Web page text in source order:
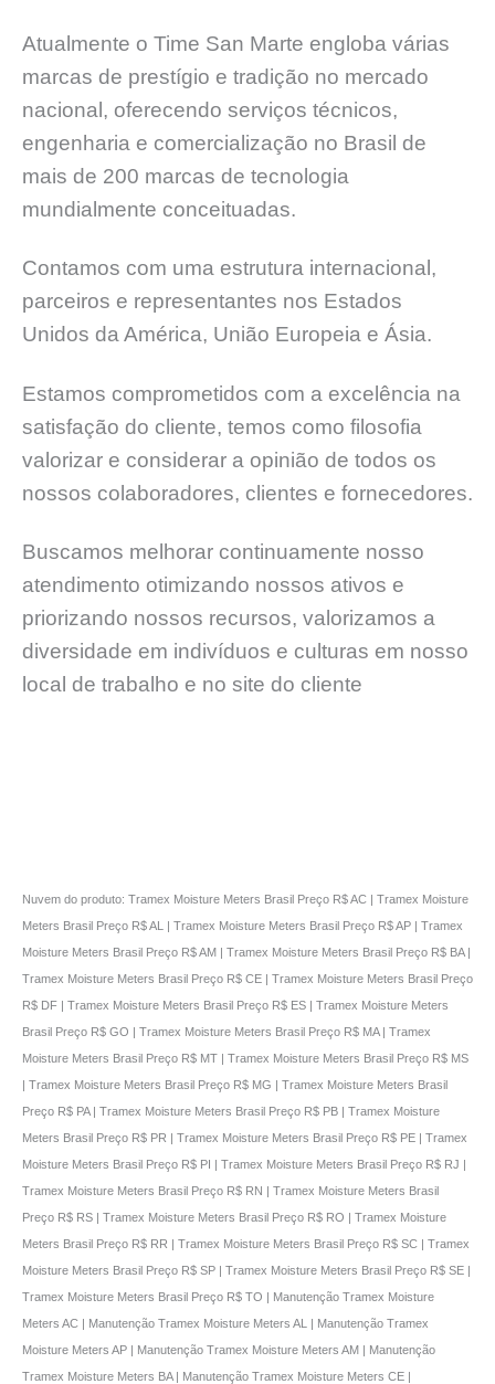
Atualmente o Time San Marte engloba várias
marcas de prestígio e tradição no mercado
nacional, oferecendo serviços técnicos,
engenharia e comercialização no Brasil de
mais de 200 marcas de tecnologia
mundialmente conceituadas.
Contamos com uma estrutura internacional,
parceiros e representantes nos Estados
Unidos da América, União Europeia e Ásia.
Estamos comprometidos com a excelência na
satisfação do cliente, temos como filosofia
valorizar e considerar a opinião de todos os
nossos colaboradores, clientes e fornecedores.
Buscamos melhorar continuamente nosso
atendimento otimizando nossos ativos e
priorizando nossos recursos, valorizamos a
diversidade em indivíduos e culturas em nosso
local de trabalho e no site do cliente
Nuvem do produto: Tramex Moisture Meters Brasil Preço R$ AC | Tramex Moisture
Meters Brasil Preço R$ AL | Tramex Moisture Meters Brasil Preço R$ AP | Tramex
Moisture Meters Brasil Preço R$ AM | Tramex Moisture Meters Brasil Preço R$ BA |
Tramex Moisture Meters Brasil Preço R$ CE | Tramex Moisture Meters Brasil Preço
R$ DF | Tramex Moisture Meters Brasil Preço R$ ES | Tramex Moisture Meters
Brasil Preço R$ GO | Tramex Moisture Meters Brasil Preço R$ MA | Tramex
Moisture Meters Brasil Preço R$ MT | Tramex Moisture Meters Brasil Preço R$ MS
| Tramex Moisture Meters Brasil Preço R$ MG | Tramex Moisture Meters Brasil
Preço R$ PA | Tramex Moisture Meters Brasil Preço R$ PB | Tramex Moisture
Meters Brasil Preço R$ PR | Tramex Moisture Meters Brasil Preço R$ PE | Tramex
Moisture Meters Brasil Preço R$ PI | Tramex Moisture Meters Brasil Preço R$ RJ |
Tramex Moisture Meters Brasil Preço R$ RN | Tramex Moisture Meters Brasil
Preço R$ RS | Tramex Moisture Meters Brasil Preço R$ RO | Tramex Moisture
Meters Brasil Preço R$ RR | Tramex Moisture Meters Brasil Preço R$ SC | Tramex
Moisture Meters Brasil Preço R$ SP | Tramex Moisture Meters Brasil Preço R$ SE |
Tramex Moisture Meters Brasil Preço R$ TO | Manutenção Tramex Moisture
Meters AC | Manutenção Tramex Moisture Meters AL | Manutenção Tramex
Moisture Meters AP | Manutenção Tramex Moisture Meters AM | Manutenção
Tramex Moisture Meters BA | Manutenção Tramex Moisture Meters CE |